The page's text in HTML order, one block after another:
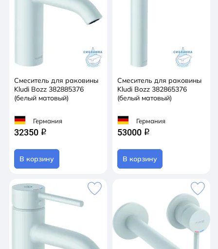
Смеситель для раковины
Kludi Bozz 382885376
(белый матовый)
Германия
32350 q
В корзину
Смеситель для раковины
Kludi Bozz 382865376
(белый матовый)
Германия
53000 q
В корзину